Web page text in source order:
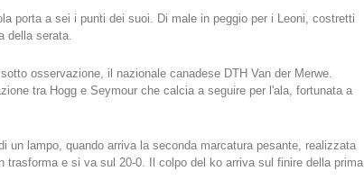
porta a sei i punti dei suoi. Di male in peggio per i Leoni, costretti
della serata.
osservazione, il nazionale canadese DTH Van der Merwe.
tra Hogg e Seymour che calcia a seguire per l'ala, fortunata a
un lampo, quando arriva la seconda marcatura pesante, realizzata
trasforma e si va sul 20-0. Il colpo del ko arriva sul finire della prima